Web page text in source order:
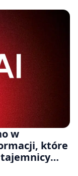
w
które